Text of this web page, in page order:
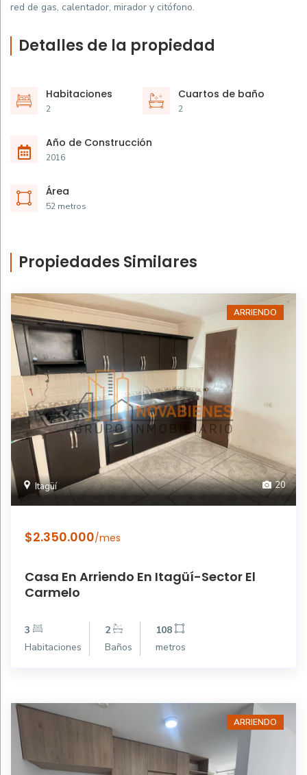
red de gas, calentador, mirador y citófono.
Detalles de la propiedad
Habitaciones
2
Cuartos de baño
2
Año de Construcción
2016
Área
52 metros
Propiedades Similares
ARRIENDO
Itagüí 20
$2.350.000/mes
Casa En Arriendo En Itagüí-Sector El
Carmelo
3
Habitaciones
2
Baños
108
metros
ARRIENDO